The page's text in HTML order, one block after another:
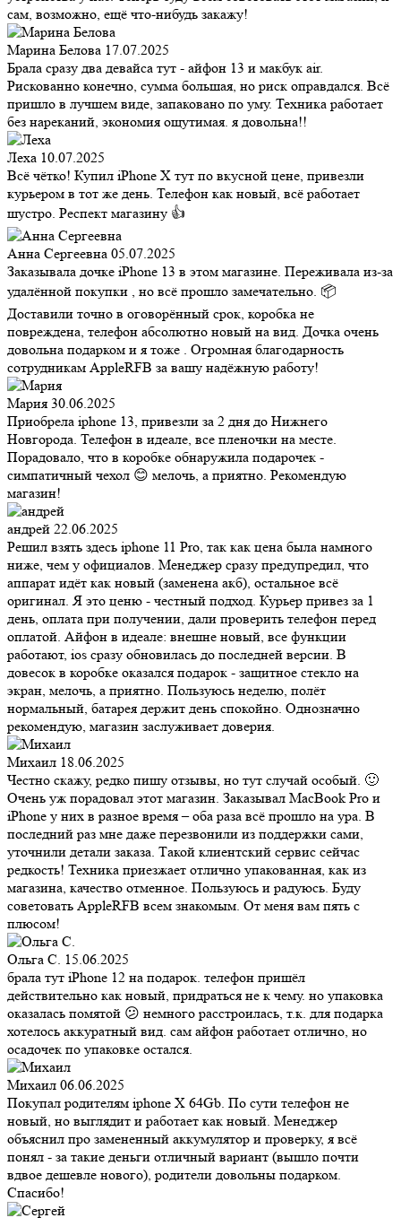
сам, возможно, ещё что-нибудь закажу!
Марина Белова 17.07.2025
Брала сразу два девайса тут - айфон 13 и макбук air.
Рискованно конечно, сумма большая, но риск оправдался. Всё
пришло в лучшем виде, запаковано по уму. Техника работает
без нареканий, экономия ощутимая. я довольна!!
Леха 10.07.2025
Всё чётко! Купил iPhone X тут по вкусной цене, привезли
курьером в тот же день. Телефон как новый, всё работает
шустро. Респект магазину 👍
Анна Сергеевна 05.07.2025
Заказывала дочке iPhone 13 в этом магазине. Переживала из-за
удалённой покупки , но всё прошло замечательно. 📦
Доставили точно в оговорённый срок, коробка не
повреждена, телефон абсолютно новый на вид. Дочка очень
довольна подарком и я тоже . Огромная благодарность
сотрудникам AppleRFB за вашу надёжную работу!
Мария 30.06.2025
Приобрела iphone 13, привезли за 2 дня до Нижнего
Новгорода. Телефон в идеале, все пленочки на месте.
Порадовало, что в коробке обнаружила подарочек -
симпатичный чехол 😊 мелочь, а приятно. Рекомендую
магазин!
андрей 22.06.2025
Решил взять здесь iphone 11 Pro, так как цена была намного
ниже, чем у официалов. Менеджер сразу предупредил, что
аппарат идёт как новый (заменена акб), остальное всё
оригинал. Я это ценю - честный подход. Курьер привез за 1
день, оплата при получении, дали проверить телефон перед
оплатой. Айфон в идеале: внешне новый, все функции
работают, ios сразу обновилась до последней версии. В
довесок в коробке оказался подарок - защитное стекло на
экран, мелочь, а приятно. Пользуюсь неделю, полёт
нормальный, батарея держит день спокойно. Однозначно
рекомендую, магазин заслуживает доверия.
Михаил 18.06.2025
Честно скажу, редко пишу отзывы, но тут случай особый. 🙂
Очень уж порадовал этот магазин. Заказывал MacBook Pro и
iPhone у них в разное время – оба раза всё прошло на ура. В
последний раз мне даже перезвонили из поддержки сами,
уточнили детали заказа. Такой клиентский сервис сейчас
редкость! Техника приезжает отлично упакованная, как из
магазина, качество отменное. Пользуюсь и радуюсь. Буду
советовать AppleRFB всем знакомым. От меня вам пять с
плюсом!
Ольга С. 15.06.2025
брала тут iPhone 12 на подарок. телефон пришёл
действительно как новый, придраться не к чему. но упаковка
оказалась помятой 😕 немного расстроилась, т.к. для подарка
хотелось аккуратный вид. сам айфон работает отлично, но
осадочек по упаковке остался.
Михаил 06.06.2025
Покупал родителям iphone X 64Gb. По сути телефон не
новый, но выглядит и работает как новый. Менеджер
объяснил про замененный аккумулятор и проверку, я всё
понял - за такие деньги отличный вариант (вышло почти
вдвое дешевле нового), родители довольны подарком.
Спасибо!